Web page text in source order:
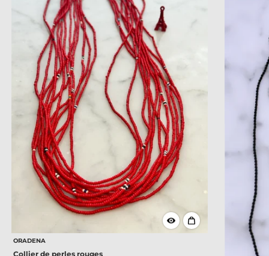
ORADENA
Collier de perles rouges